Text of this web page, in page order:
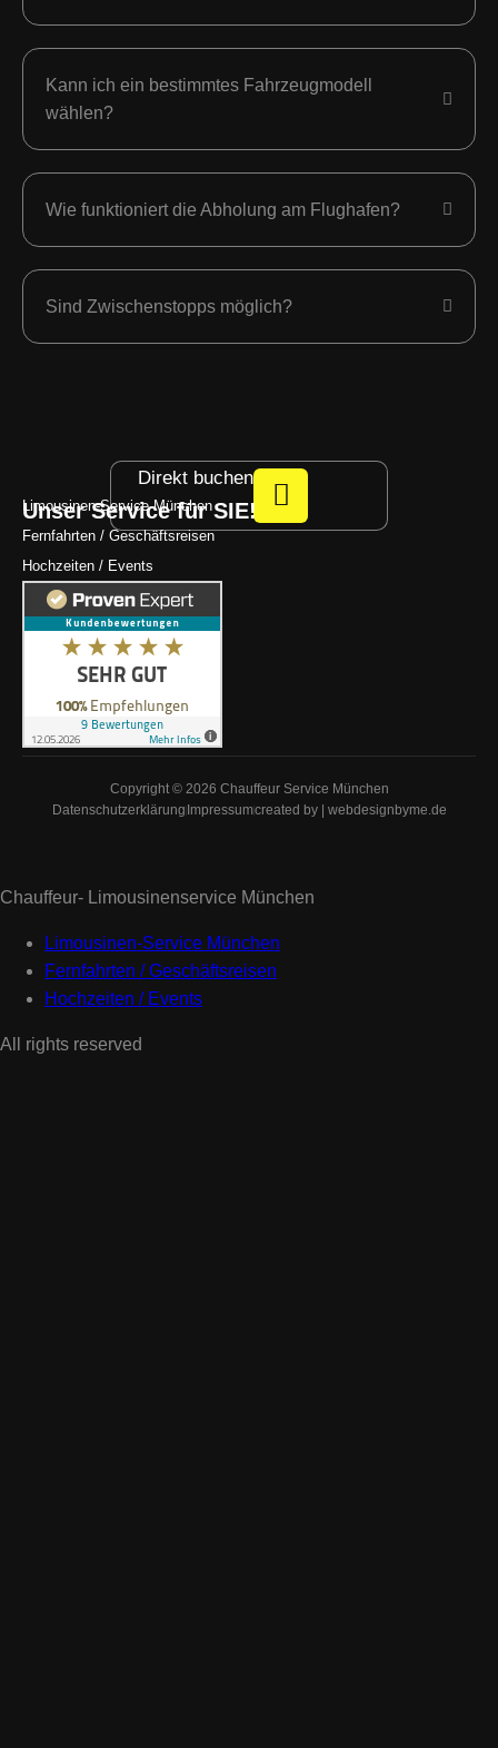
Kann ich ein bestimmtes Fahrzeugmodell
wählen?
Wie funktioniert die Abholung am Flughafen?
Sind Zwischenstopps möglich?
Direkt buchen
Unser Service für SIE!
Limousinen-Service München
Fernfahrten / Geschäftsreisen
Hochzeiten / Events
Copyright © 2026 Chauffeur Service München
DatenschutzerklärungImpressumcreated by | webdesignbyme.de
Chauffeur- Limousinenservice München
Limousinen-Service München
Fernfahrten / Geschäftsreisen
Hochzeiten / Events
All rights reserved